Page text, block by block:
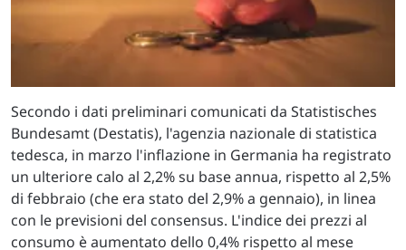
Secondo i dati preliminari comunicati da Statistisches
Bundesamt (Destatis), l'agenzia nazionale di statistica
tedesca, in marzo l'inflazione in Germania ha registrato
un ulteriore calo al 2,2% su base annua, rispetto al 2,5%
di febbraio (che era stato del 2,9% a gennaio), in linea
con le previsioni del consensus. L'indice dei prezzi al
consumo è aumentato dello 0,4% rispetto al mese